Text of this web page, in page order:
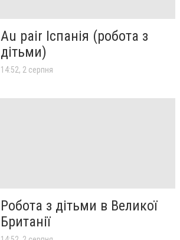
Au pair Іспанія (робота з
дітьми)
14:52, 2 серпня
Робота з дітьми в Великої
Британії